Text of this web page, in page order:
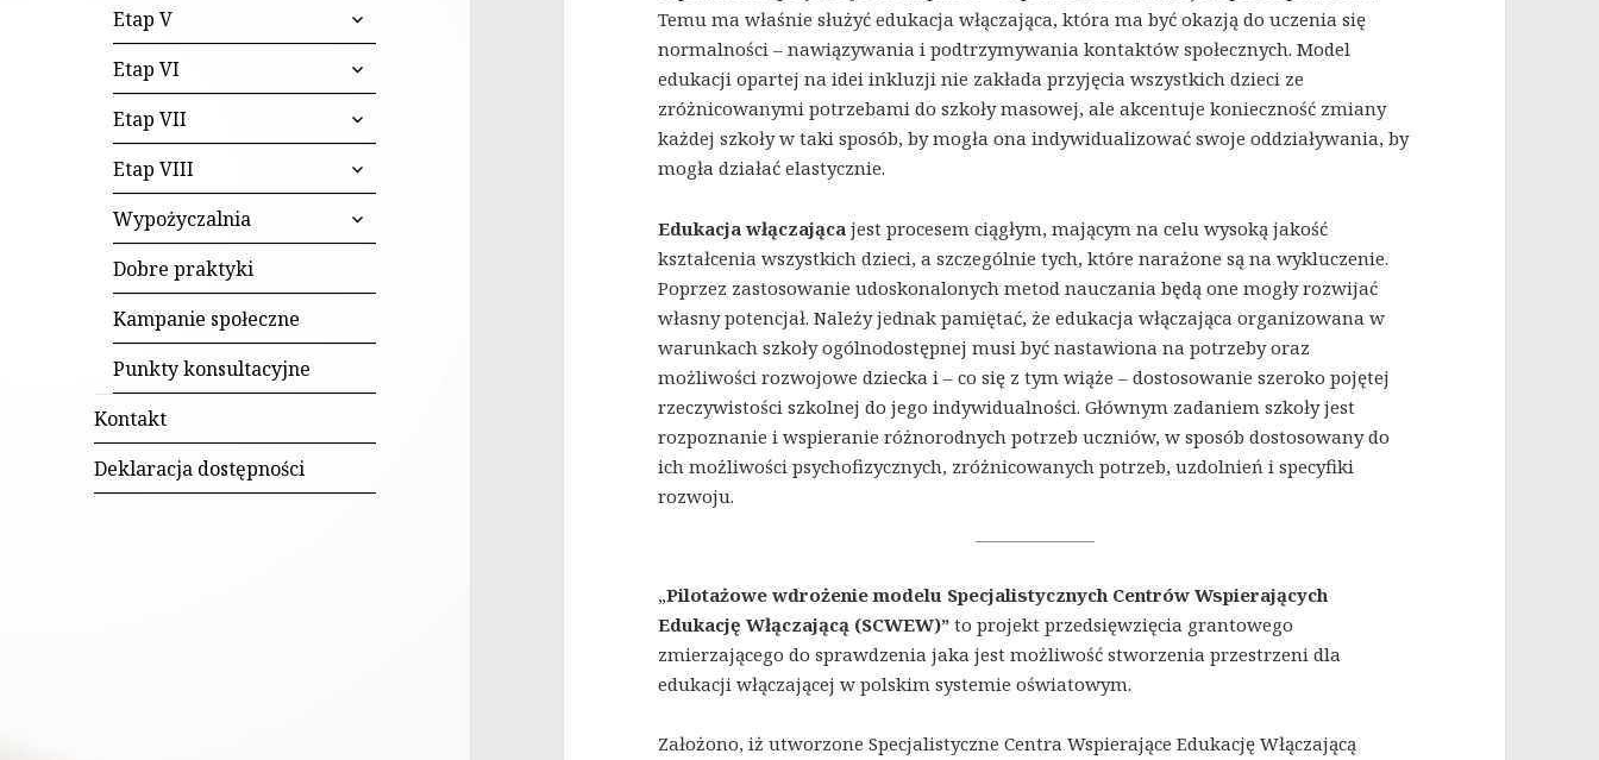
potomne
Etap V
rozwiń
menu
potomne
Etap VI
rozwiń
menu
potomne
Etap VII
rozwiń
menu
potomne
Etap VIII
rozwiń
menu
potomne
Wypożyczalnia
rozwiń
menu
Dobre praktyki
Kampanie społeczne
Punkty konsultacyjne
Kontakt
Deklaracja dostępności
Temu ma właśnie służyć edukacja włączająca, która ma być okazją do uczenia się
normalności – nawiązywania i podtrzymywania kontaktów społecznych. Model
edukacji opartej na idei inkluzji nie zakłada przyjęcia wszystkich dzieci ze
zróżnicowanymi potrzebami do szkoły masowej, ale akcentuje konieczność zmiany
każdej szkoły w taki sposób, by mogła ona indywidualizować swoje oddziaływania, by
mogła działać elastycznie.
Edukacja włączająca jest procesem ciągłym, mającym na celu wysoką jakość
kształcenia wszystkich dzieci, a szczególnie tych, które narażone są na wykluczenie.
Poprzez zastosowanie udoskonalonych metod nauczania będą one mogły rozwijać
własny potencjał. Należy jednak pamiętać, że edukacja włączająca organizowana w
warunkach szkoły ogólnodostępnej musi być nastawiona na potrzeby oraz
możliwości rozwojowe dziecka i – co się z tym wiąże – dostosowanie szeroko pojętej
rzeczywistości szkolnej do jego indywidualności. Głównym zadaniem szkoły jest
rozpoznanie i wspieranie różnorodnych potrzeb uczniów, w sposób dostosowany do
ich możliwości psychofizycznych, zróżnicowanych potrzeb, uzdolnień i specyfiki
rozwoju.
„Pilotażowe wdrożenie modelu Specjalistycznych Centrów Wspierających
Edukację Włączającą (SCWEW)”to projekt przedsięwzięcia grantowego
zmierzającego do sprawdzenia jaka jest możliwość stworzenia przestrzeni dla
edukacji włączającej w polskim systemie oświatowym.
Założono, iż utworzone Specjalistyczne Centra Wspierające Edukację Włączającą